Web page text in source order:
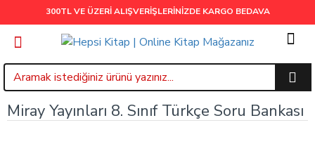
300TL VE ÜZERİ ALIŞVERİŞLERİNİZDE KARGO BEDAVA
Miray Yayınları 8. Sınıf Türkçe Soru Bankası